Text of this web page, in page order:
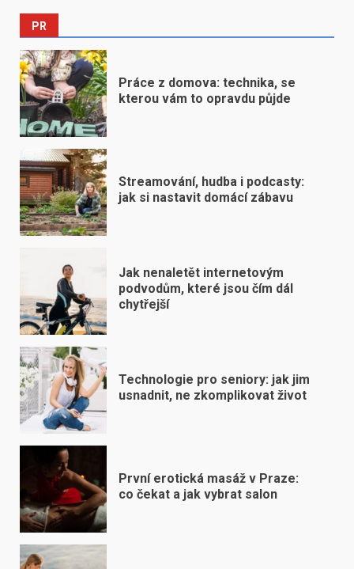
PR
Práce z domova: technika, se
kterou vám to opravdu půjde
Streamování, hudba i podcasty:
jak si nastavit domácí zábavu
Jak nenaletět internetovým
podvodům, které jsou čím dál
chytřejší
Technologie pro seniory: jak jim
usnadnit, ne zkomplikovat život
První erotická masáž v Praze:
co čekat a jak vybrat salon